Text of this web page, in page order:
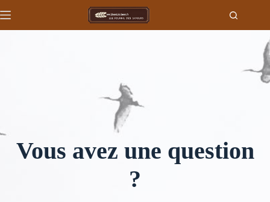
au
Vous avez une question
?